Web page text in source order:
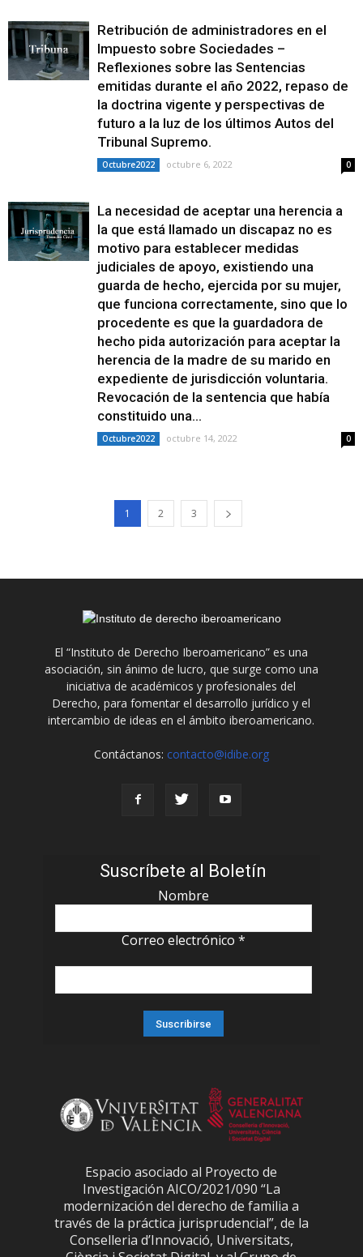
Retribución de administradores en el
Impuesto sobre Sociedades –
Reflexiones sobre las Sentencias
emitidas durante el año 2022, repaso de
la doctrina vigente y perspectivas de
futuro a la luz de los últimos Autos del
Tribunal Supremo.
Octubre2022 octubre 6, 2022 0
La necesidad de aceptar una herencia a
la que está llamado un discapaz no es
motivo para establecer medidas
judiciales de apoyo, existiendo una
guarda de hecho, ejercida por su mujer,
que funciona correctamente, sino que lo
procedente es que la guardadora de
hecho pida autorización para aceptar la
herencia de la madre de su marido en
expediente de jurisdicción voluntaria.
Revocación de la sentencia que había
constituido una...
Octubre2022 octubre 14, 2022 0
1 2 3
El “Instituto de Derecho Iberoamericano” es una
asociación, sin ánimo de lucro, que surge como una
iniciativa de académicos y profesionales del
Derecho, para fomentar el desarrollo jurídico y el
intercambio de ideas en el ámbito iberoamericano.
Contáctanos: contacto@idibe.org
Suscríbete al Boletín
Nombre
Correo electrónico *
Espacio asociado al Proyecto de
Investigación AICO/2021/090 “La
modernización del derecho de familia a
través de la práctica jurisprudencial”, de la
Conselleria d’Innovació, Universitats,